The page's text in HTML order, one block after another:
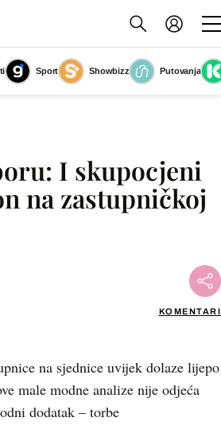
Sport Showbizz
Putovanja
Slika nije dostupna
I skupocjeni
na zastupničkoj
KOMENTARI
na sjednice uvijek dolaze lijepo
male modne analize nije odjeća
dodatak – torbe